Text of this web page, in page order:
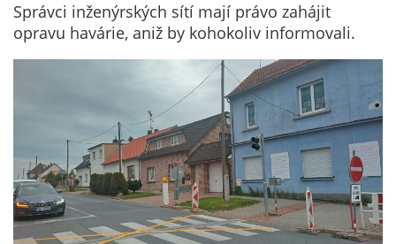
Správci inženýrských sítí mají právo zahájit
opravu havárie, aniž by kohokoliv informovali.
Technické
cookies
Technické
cookies jsou
nezbytné pro
správné
fungování
webu a všech
funkcí, které
nabízí.
Nepožadujeme